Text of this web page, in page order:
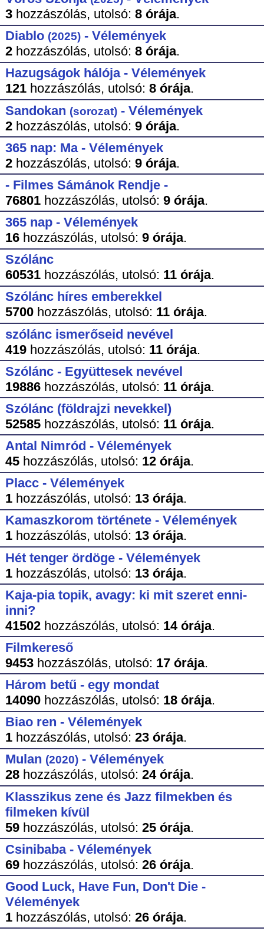
3hozzászólás, utolsó: 8 órája.
Diablo (2025)- Vélemények
2hozzászólás, utolsó: 8 órája.
Hazugságok hálója - Vélemények
121hozzászólás, utolsó: 8 órája.
Sandokan (sorozat)- Vélemények
2hozzászólás, utolsó: 9 órája.
365 nap: Ma - Vélemények
2hozzászólás, utolsó: 9 órája.
- Filmes Sámánok Rendje -
76801hozzászólás, utolsó: 9 órája.
365 nap - Vélemények
16hozzászólás, utolsó: 9 órája.
Szólánc
60531hozzászólás, utolsó: 11 órája.
Szólánc híres emberekkel
5700hozzászólás, utolsó: 11 órája.
szólánc ismerőseid nevével
419hozzászólás, utolsó: 11 órája.
Szólánc - Együttesek nevével
19886hozzászólás, utolsó: 11 órája.
Szólánc (földrajzi nevekkel)
52585hozzászólás, utolsó: 11 órája.
Antal Nimród - Vélemények
45hozzászólás, utolsó: 12 órája.
Placc - Vélemények
1hozzászólás, utolsó: 13 órája.
Kamaszkorom története - Vélemények
1hozzászólás, utolsó: 13 órája.
Hét tenger ördöge - Vélemények
1hozzászólás, utolsó: 13 órája.
Kaja-pia topik, avagy: ki mit szeret enni-
inni?
41502hozzászólás, utolsó: 14 órája.
Filmkereső
9453hozzászólás, utolsó: 17 órája.
Három betű - egy mondat
14090hozzászólás, utolsó: 18 órája.
Biao ren - Vélemények
1hozzászólás, utolsó: 23 órája.
Mulan (2020)- Vélemények
28hozzászólás, utolsó: 24 órája.
Klasszikus zene és Jazz filmekben és
filmeken kívül
59hozzászólás, utolsó: 25 órája.
Csinibaba - Vélemények
69hozzászólás, utolsó: 26 órája.
Good Luck, Have Fun, Don't Die -
Vélemények
1hozzászólás, utolsó: 26 órája.